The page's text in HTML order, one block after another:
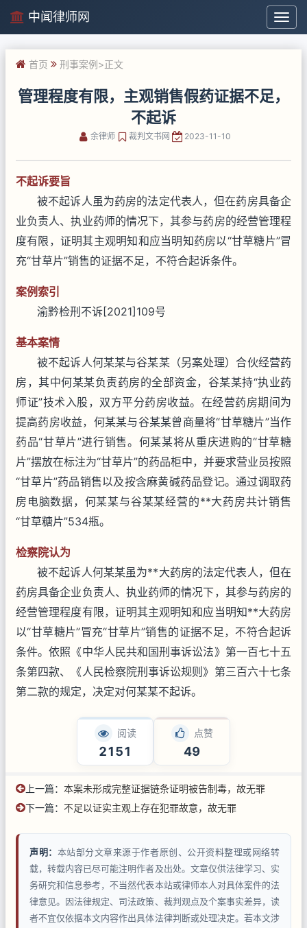
中
闻
律
中闻律师网
首页 刑事案例 >正文
管理程度有限，主观销售假药证据不足，
不起诉
余律师 裁判文书网 2023-11-10
不起诉要旨
被不起诉人虽为药房的法定代表人，但在药房具备企
业负责人、执业药师的情况下，其参与药房的经营管理程
度有限，证明其主观明知和应当明知药房以“甘草糖片”冒
充“甘草片”销售的证据不足，不符合起诉条件。
案例索引
渝黔检刑不诉[2021]109号
基本案情
被不起诉人何某某与谷某某（另案处理）合伙经营药
房，其中何某某负责药房的全部资金，谷某某持“执业药
师证”技术入股，双方平分药房收益。在经营药房期间为
提高药房收益，何某某与谷某某曾商量将“甘草糖片”当作
药品“甘草片”进行销售。何某某将从重庆进购的“甘草糖
片”摆放在标注为“甘草片”的药品柜中，并要求营业员按照
“甘草片”药品销售以及按含麻黄碱药品登记。通过调取药
房电脑数据，何某某与谷某某经营的**大药房共计销售
“甘草糖片”534瓶。
检察院认为
被不起诉人何某某虽为**大药房的法定代表人，但在
药房具备企业负责人、执业药师的情况下，其参与药房的
经营管理程度有限，证明其主观明知和应当明知**大药房
以“甘草糖片”冒充“甘草片”销售的证据不足，不符合起诉
条件。依照《中华人民共和国刑事诉讼法》第一百七十五
条第四款、《人民检察院刑事诉讼规则》第三百六十七条
第二款的规定，决定对何某某不起诉。
阅读
2151
点赞
49
上一篇： 本案未形成完整证据链条证明被告制毒，故无罪
下一篇： 不足以证实主观上存在犯罪故意，故无罪
声明： 本站部分文章来源于作者原创、公开资料整理或网络转
载，转载内容已尽可能注明作者及出处。文章仅供法律学习、实
务研究和信息参考，不当然代表本站或律师本人对具体案件的法
律意见。因法律规定、司法政策、裁判观点及个案事实差异，读
者不宜仅依据本文内容作出具体法律判断或处理决定。若本文涉